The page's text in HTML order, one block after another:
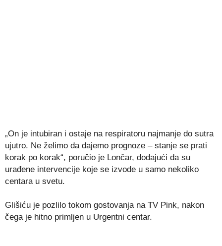
„On je intubiran i ostaje na respiratoru najmanje do sutra
ujutro. Ne želimo da dajemo prognoze – stanje se prati
korak po korak“, poručio je Lončar, dodajući da su
urađene intervencije koje se izvode u samo nekoliko
centara u svetu.
Glišiću je pozlilo tokom gostovanja na TV Pink, nakon
čega je hitno primljen u Urgentni centar.